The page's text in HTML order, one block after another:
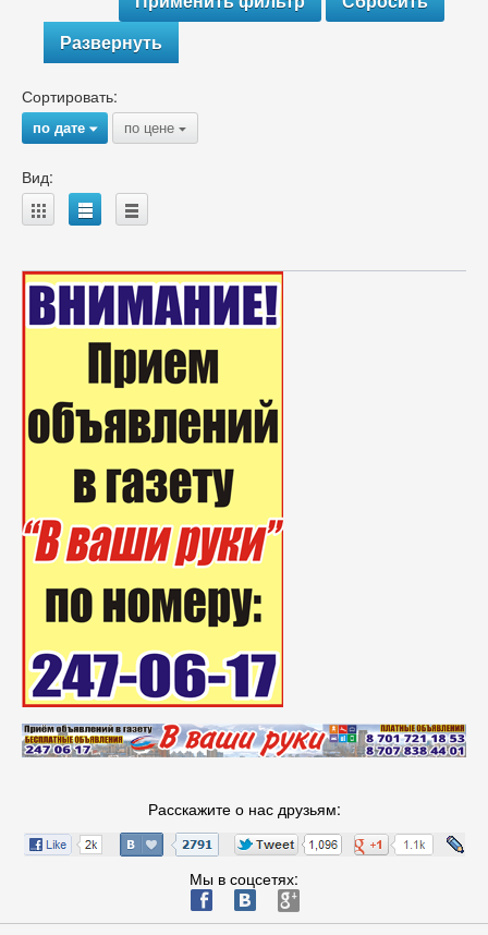
Развернуть
Сортировать:
по дате{ по цене {
Вид:
A B C
Расскажите о нас друзьям:
Мы в соцсетях:
ä æ è